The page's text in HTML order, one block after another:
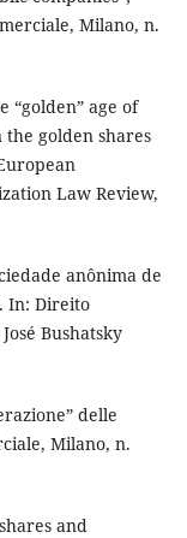
Milano, n.
“golden” age of
golden shares
Law Review,
anônima de
In: Direito
Bushatsky
delle
Milano, n.
and